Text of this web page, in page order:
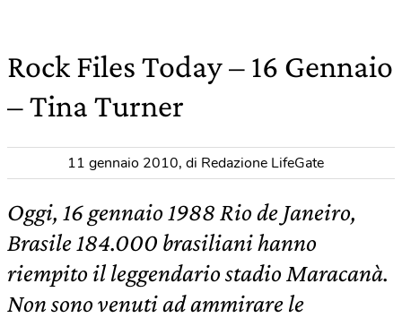
Rock Files Today – 16 Gennaio
– Tina Turner
11 gennaio 2010, di Redazione LifeGate
Oggi, 16 gennaio 1988 Rio de Janeiro,
Brasile 184.000 brasiliani hanno
riempito il leggendario stadio Maracanà.
Non sono venuti ad ammirare le